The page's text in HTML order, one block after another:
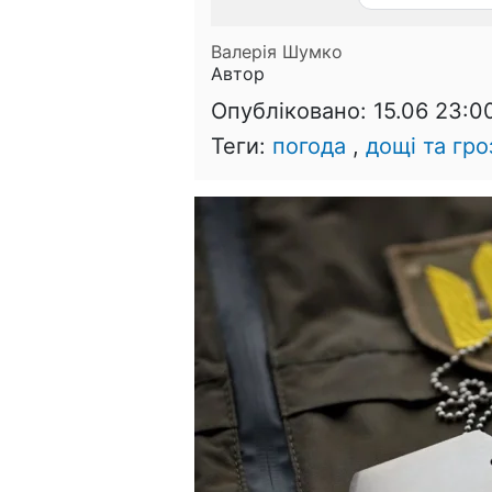
Валерія Шумко
Автор
Опубліковано: 15.06
Теги: погода , дощі та